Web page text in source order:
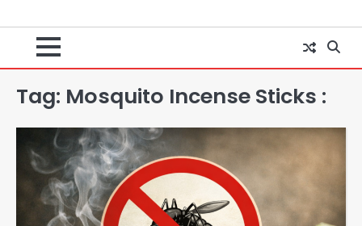
Tag: Mosquito Incense Sticks :
Zepto Dhoom: ग्रेटर नोएडा के धूम
मानिकपुर Zepto वेयरहाउस में वेतन कटौती
को लेकर 100 से ज्यादा कर्मचारियों का विरोध
प्रदर्शन
Avinash Kumar